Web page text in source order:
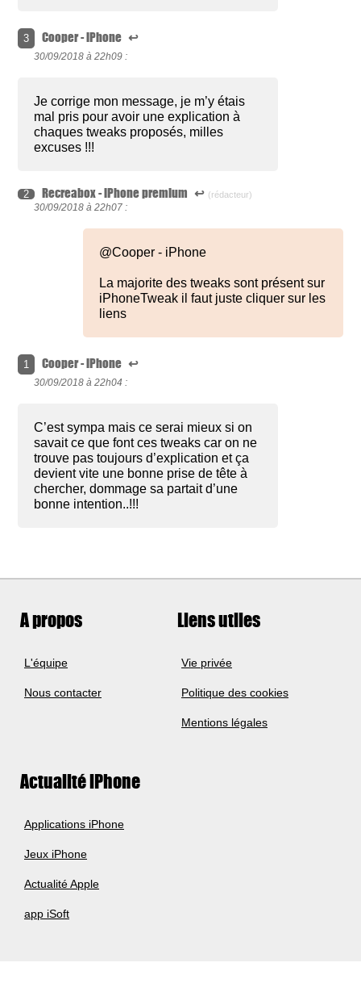
3 Cooper - iPhone ↩
30/09/2018 à 22h09 :
Je corrige mon message, je m’y étais
mal pris pour avoir une explication à
chaques tweaks proposés, milles
excuses !!!
2 Recreabox - iPhone premium ↩ (rédacteur)
30/09/2018 à 22h07 :
@Cooper - iPhone
La majorite des tweaks sont présent sur
iPhoneTweak il faut juste cliquer sur les
liens
1 Cooper - iPhone ↩
30/09/2018 à 22h04 :
C’est sympa mais ce serai mieux si on
savait ce que font ces tweaks car on ne
trouve pas toujours d’explication et ça
devient vite une bonne prise de tête à
chercher, dommage sa partait d’une
bonne intention..!!!
A propos
L'équipe
Nous contacter
Liens utiles
Vie privée
Politique des cookies
Mentions légales
Actualité iPhone
Applications iPhone
Jeux iPhone
Actualité Apple
app iSoft